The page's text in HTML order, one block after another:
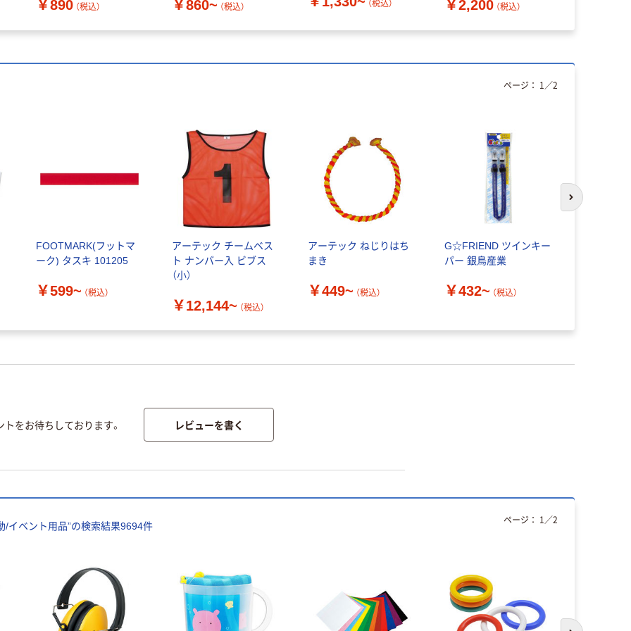
￥890 （税込） ￥860~ （税込） （税込） ￥2,200 （税込）
FOOTMARK(フットマ
ーク) タスキ 101205
￥599~ （税込）
アーテック チームベス
ト ナンバー入 ビブス
（小）
￥12,144~ （税込）
アーテック ねじりはち
まき
￥449~ （税込）
G☆FRIEND ツインキー
パー 銀鳥産業
￥432~ （税込）
ページ： 1 ／2
次のスライド
をお待ちしております。 レビューを書く
/イベント用品”の検索結果9694件
ページ： 1 ／2